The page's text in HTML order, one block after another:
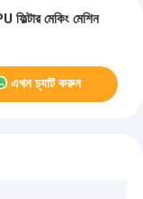
মেকিং মেশিন
এখন চ্যাট করুন